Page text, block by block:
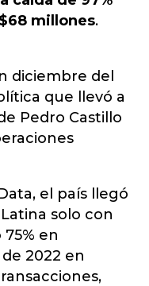
millones.
diciembre del
que llevó a
Pedro Castillo
el país llegó
solo con
en
2022 en